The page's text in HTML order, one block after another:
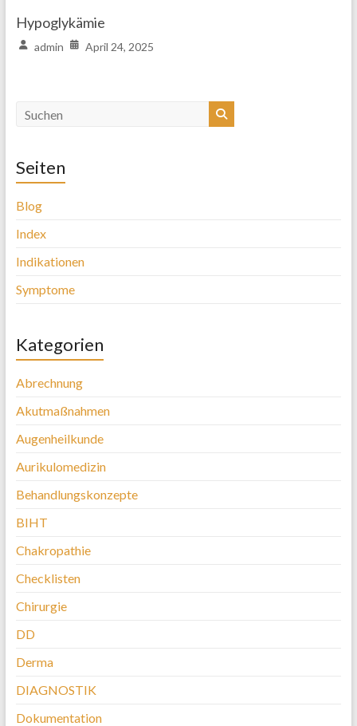
Hypoglykämie
admin April 24, 2025
Seiten
Blog
Index
Indikationen
Symptome
Kategorien
Abrechnung
Akutmaßnahmen
Augenheilkunde
Aurikulomedizin
Behandlungskonzepte
BIHT
Chakropathie
Checklisten
Chirurgie
DD
Derma
DIAGNOSTIK
Dokumentation